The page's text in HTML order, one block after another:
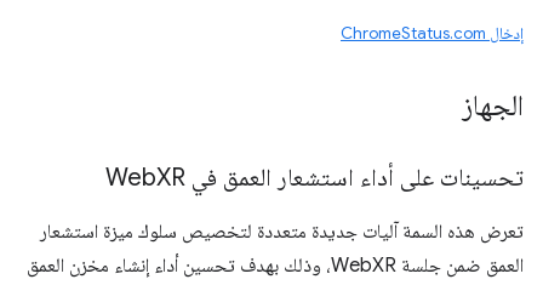
إدخال ChromeStatus.com
الجهاز
تحسينات على أداء استشعار العمق في Web XR
تعرض هذه السمة آليات جديدة متعددة لتخصيص سلوك ميزة استشعار
العمق ضمن جلسة WebXR، وذلك بهدف تحسين أداء إنشاء مخزن العمق